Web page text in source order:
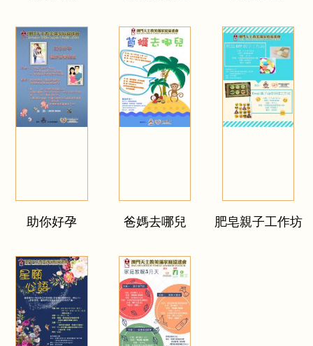
助你好孕 爸媽去哪兒 肥皂親子工作坊